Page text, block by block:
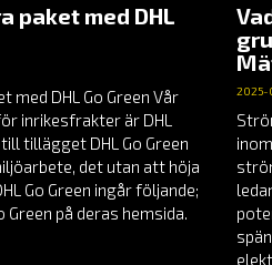
paket med DHL
med DHL Go Green Vår
inrikesfrakter är DHL
tillägget DHL Go Green
det utan att höja
Go Green ingår följande;
Green på deras hemsida.
2025-